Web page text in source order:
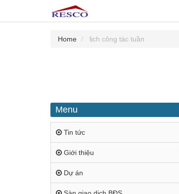
Home lịch công tác tuần
Menu
Tin tức
Giới thiệu
Dự án